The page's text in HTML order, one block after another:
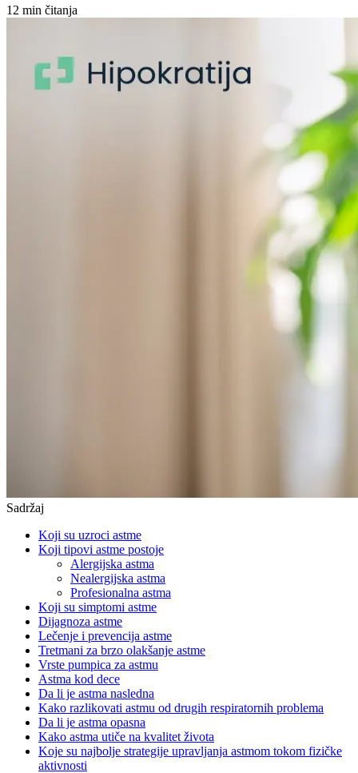
12 min čitanja
Sadržaj
Koji su uzroci astme
Koji tipovi astme postoje
Alergijska astma
Nealergijska astma
Profesionalna astma
Koji su simptomi astme
Dijagnoza astme
Lečenje i prevencija astme
Tretmani za brzo olakšanje astme
Vrste pumpica za astmu
Astma kod dece
Da li je astma nasledna
Kako razlikovati astmu od drugih respiratornih problema
Da li je astma opasna
Kako astma utiče na kvalitet života
Koje su najbolje strategije upravljanja astmom tokom fizičke
aktivnosti